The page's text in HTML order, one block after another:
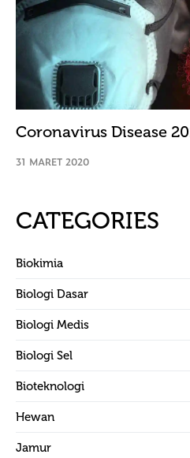
Coronavirus Disease
31 MARET 2020
CATEGORIES
Biokimia
Biologi Dasar
Biologi Medis
Biologi Sel
Bioteknologi
Hewan
Jamur